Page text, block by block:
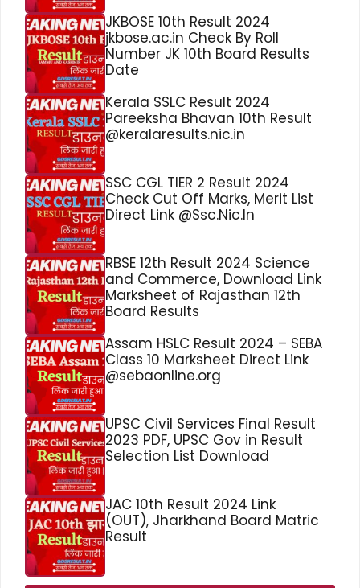
JKBOSE 10th Result 2024
jkbose.ac.in Check By Roll
Number JK 10th Board Results
Date
Kerala SSLC Result 2024
Pareeksha Bhavan 10th Result
@keralaresults.nic.in
SSC CGL TIER 2 Result 2024
Check Cut Off Marks, Merit List
Direct Link @Ssc.Nic.In
RBSE 12th Result 2024 Science
and Commerce, Download Link
Marksheet of Rajasthan 12th
Board Results
Assam HSLC Result 2024 – SEBA
Class 10 Marksheet Direct Link
@sebaonline.org
UPSC Civil Services Final Result
2023 PDF, UPSC Gov in Result
Selection List Download
JAC 10th Result 2024 Link
(OUT), Jharkhand Board Matric
Result